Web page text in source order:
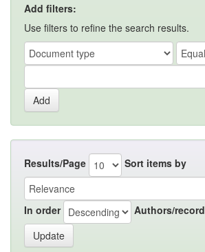
Add filters:
Use filters to refine the search results.
Results/Page Sort items by
In order Authors/record